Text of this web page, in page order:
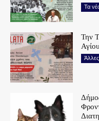
Τα
Την
Άλλες